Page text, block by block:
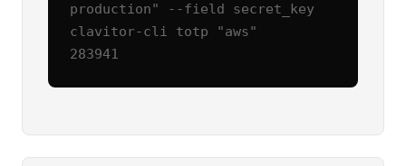
production" --field secret_key
clavitor-cli totp "aws"
283941